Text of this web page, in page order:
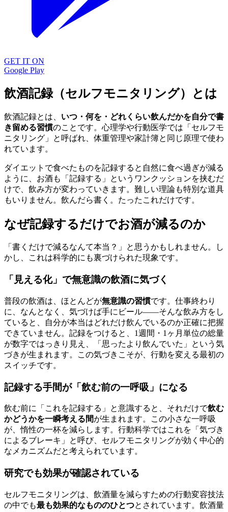
GET IT ON
Google Play
飲酒記録（セルフモニタリング）とは
飲酒記録とは、 いつ・何を・どれくらい飲んだかを自分で書
き留める習慣のことです。心理学や行動医学では「セルフモ
ニタリング」と呼ばれ、体重管理や家計簿と同じ原理で使わ
れています。
ダイエットで食べたものを記録すると自然に食べ過ぎが減る
ように、お酒も「記録する」というワンクッションを挟むだ
けで、飲み方が変わっていきます。難しい理論も特別な道具
もいりません。飲んだら書く。たったこれだけです。
なぜ記録するだけでお酒が減るのか
「書くだけで減るなんて本当？」と思うかもしれません。し
かし、これは科学的にも裏づけられた現象です。
「見える化」で無意識の飲酒に気づく
普段の飲酒は、ほとんどが無意識の習慣です。仕事終わり
に、なんとなく、気づけば手にビール——そんな飲み方をし
ていると、自分が本当はどれだけ飲んでいるのか正確に把握
できていません。記録をつけると、1週間・1ヶ月単位の総量
が数字ではっきり見え、「思ったより飲んでいた」という気
づきが生まれます。この気づきこそが、行動を変える最初の
スイッチです。
記録する手間が「飲む前の一呼吸」になる
飲む前に「これを記録する」と意識すると、それだけで飲む
かどうかを一瞬考える間が生まれます。この小さな一呼吸
が、惰性の一杯を減らします。行動科学ではこれを「気づき
によるブレーキ」と呼び、セルフモニタリングが効く中心的
なメカニズムだと考えられています。
研究でも効果が確認されている
セルフモニタリングは、飲酒量を減らすための行動変容技法
の中でも最も効果的なもののひとつとされています。飲酒量